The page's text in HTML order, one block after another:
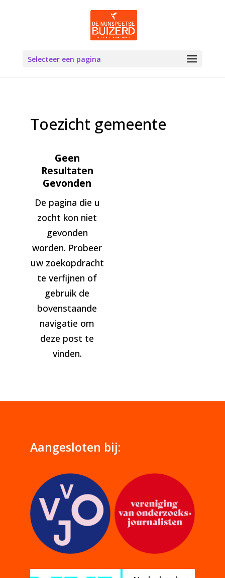
Selecteer een pagina
Toezicht gemeente
Geen
Resultaten
Gevonden
De pagina die u
zocht kon niet
gevonden
worden. Probeer
uw zoekopdracht
te verfijnen of
gebruik de
bovenstaande
navigatie om
deze post te
vinden.
Aangesloten bij: